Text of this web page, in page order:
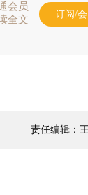
会员
全文
订阅/
责任编辑：